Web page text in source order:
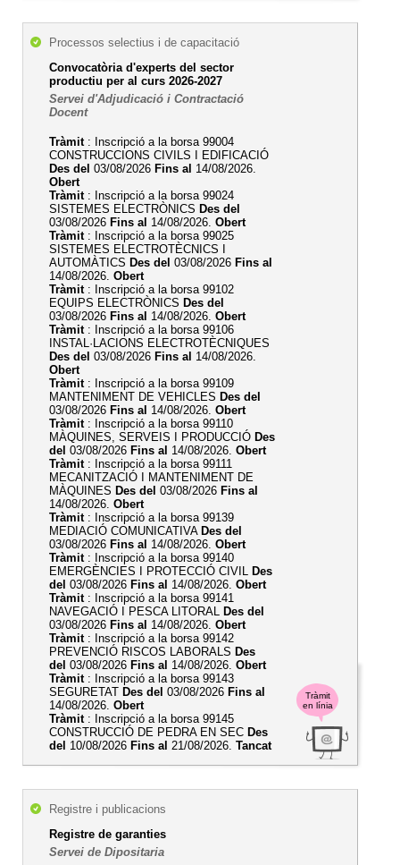
Tràmit
en línia
Processos selectius i de capacitació
Convocatòria d'experts del sector
productiu per al curs 2026-2027
Servei d'Adjudicació i Contractació
Docent
Tràmit: Inscripció a la borsa 99004
CONSTRUCCIONS CIVILS I EDIFICACIÓ
Des del 03/08/2026 Fins al 14/08/2026.
Obert
Tràmit: Inscripció a la borsa 99024
SISTEMES ELECTRÒNICS Des del
03/08/2026 Fins al 14/08/2026. Obert
Tràmit: Inscripció a la borsa 99025
SISTEMES ELECTROTÈCNICS I
AUTOMÀTICS Des del 03/08/2026 Fins al
14/08/2026. Obert
Tràmit: Inscripció a la borsa 99102
EQUIPS ELECTRÒNICS Des del
03/08/2026 Fins al 14/08/2026. Obert
Tràmit: Inscripció a la borsa 99106
INSTAL·LACIONS ELECTROTÈCNIQUES
Des del 03/08/2026 Fins al 14/08/2026.
Obert
Tràmit: Inscripció a la borsa 99109
MANTENIMENT DE VEHICLES Des del
03/08/2026 Fins al 14/08/2026. Obert
Tràmit: Inscripció a la borsa 99110
MÀQUINES, SERVEIS I PRODUCCIÓ Des
del 03/08/2026 Fins al 14/08/2026. Obert
Tràmit: Inscripció a la borsa 99111
MECANITZACIÓ I MANTENIMENT DE
MÀQUINES Des del 03/08/2026 Fins al
14/08/2026. Obert
Tràmit: Inscripció a la borsa 99139
MEDIACIÓ COMUNICATIVA Des del
03/08/2026 Fins al 14/08/2026. Obert
Tràmit: Inscripció a la borsa 99140
EMERGÈNCIES I PROTECCIÓ CIVIL Des
del 03/08/2026 Fins al 14/08/2026. Obert
Tràmit: Inscripció a la borsa 99141
NAVEGACIÓ I PESCA LITORAL Des del
03/08/2026 Fins al 14/08/2026. Obert
Tràmit: Inscripció a la borsa 99142
PREVENCIÓ RISCOS LABORALS Des
del 03/08/2026 Fins al 14/08/2026. Obert
Tràmit: Inscripció a la borsa 99143
SEGURETAT Des del 03/08/2026 Fins al
14/08/2026. Obert
Tràmit: Inscripció a la borsa 99145
CONSTRUCCIÓ DE PEDRA EN SEC Des
del 10/08/2026 Fins al 21/08/2026. Tancat
Registre i publicacions
Registre de garanties
Servei de Dipositaria